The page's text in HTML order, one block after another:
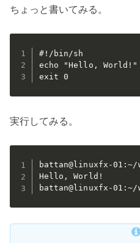
ちょっと書いてみる。
#!/bin/sh
echo "Hello, World!"
exit 0
実行してみる。
battan@linuxfx-01:~/
Hello, World!
battan@linuxfx-01:~/